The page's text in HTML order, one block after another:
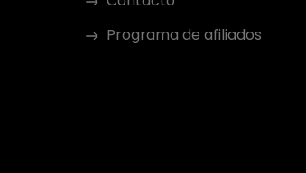
Programa de afiliados